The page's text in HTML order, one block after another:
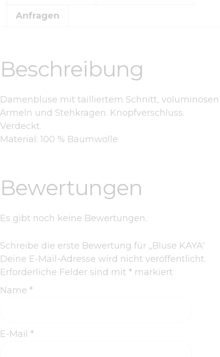
Anfragen
Beschreibung
Damenbluse mit tailliertem Schnitt, voluminösen
Ärmeln und Stehkragen. Knopfverschluss.
Verdeckt.
Material: 100 % Baumwolle
Bewertungen
Es gibt noch keine Bewertungen.
Schreibe die erste Bewertung für „Bluse KAYA“
Deine E-Mail-Adresse wird nicht veröffentlicht.
Erforderliche Felder sind mit * markiert
Name *
E-Mail *